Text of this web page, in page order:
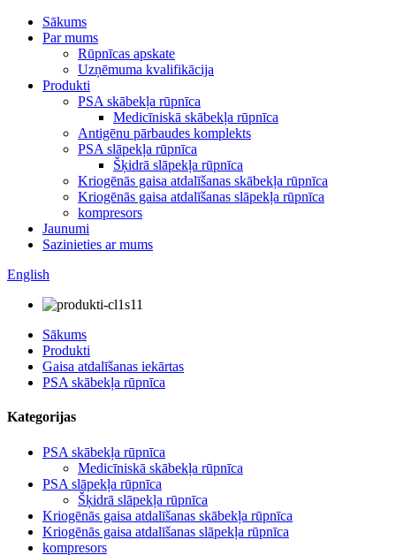
Sākums
Par mums
Rūpnīcas apskate
Uzņēmuma kvalifikācija
Produkti
PSA skābekļa rūpnīca
Medicīniskā skābekļa rūpnīca
Antigēnu pārbaudes komplekts
PSA slāpekļa rūpnīca
Šķidrā slāpekļa rūpnīca
Kriogēnās gaisa atdalīšanas skābekļa rūpnīca
Kriogēnās gaisa atdalīšanas slāpekļa rūpnīca
kompresors
Jaunumi
Sazinieties ar mums
English
Sākums
Produkti
Gaisa atdalīšanas iekārtas
PSA skābekļa rūpnīca
Kategorijas
PSA skābekļa rūpnīca
Medicīniskā skābekļa rūpnīca
PSA slāpekļa rūpnīca
Šķidrā slāpekļa rūpnīca
Kriogēnās gaisa atdalīšanas skābekļa rūpnīca
Kriogēnās gaisa atdalīšanas slāpekļa rūpnīca
kompresors